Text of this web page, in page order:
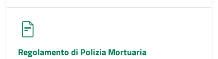
Regolamento di Polizia Mortuaria